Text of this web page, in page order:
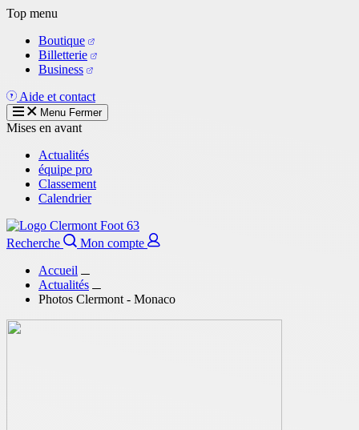
Aller
contenu
principal
Top menu
Boutique
Billetterie
Business
Aide et contact
Menu Fermer
Mises en avant
Actualités
équipe pro
Classement
Calendrier
Recherche
Mon compte
Accueil
Actualités
Photos Clermont - Monaco